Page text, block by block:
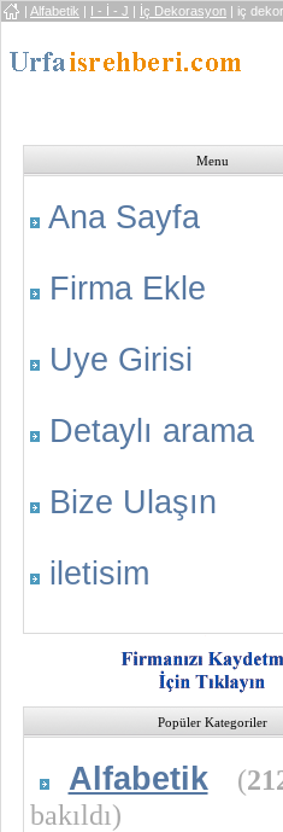
| Alfabetik | I - İ - J | İç Dekorasyon | iç
Menu
Ana Sayfa
Firma Ekle
Uye Girisi
Detaylı arama
Bize Ulaşın
iletisim
Popüler Kategoriler
Alfabetik (
bakıldı)